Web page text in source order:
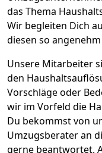
das Thema
Wir begleiten Dich
diesen so
Unsere Mitarbeiter
den
Vorschläge oder
wir im Vorfeld die
Du bekommst von
Umzugsberater an
gerne beantwortet.